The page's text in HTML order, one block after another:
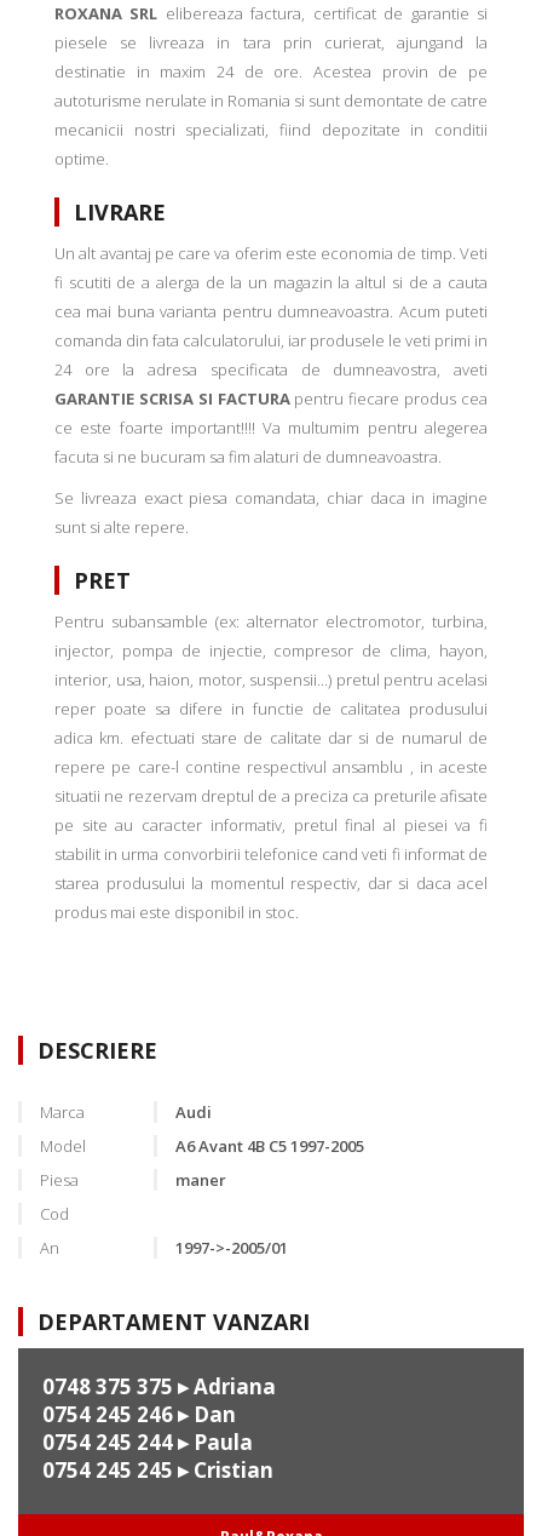
ROXANA SRL elibereaza factura, certificat de garantie si
piesele se livreaza in tara prin curierat, ajungand la
destinatie in maxim 24 de ore. Acestea provin de pe
autoturisme nerulate in Romania si sunt demontate de catre
mecanicii nostri specializati, fiind depozitate in conditii
optime.
LIVRARE
Un alt avantaj pe care va oferim este economia de timp. Veti
fi scutiti de a alerga de la un magazin la altul si de a cauta
cea mai buna varianta pentru dumneavoastra. Acum puteti
comanda din fata calculatorului, iar produsele le veti primi in
24 ore la adresa specificata de dumneavostra, aveti
GARANTIE SCRISA SI FACTURApentru fiecare produs cea
ce este foarte important!!!! Va multumim pentru alegerea
facuta si ne bucuram sa fim alaturi de dumneavoastra.
Se livreaza exact piesa comandata, chiar daca in imagine
sunt si alte repere.
PRET
Pentru subansamble (ex: alternator electromotor, turbina,
injector, pompa de injectie, compresor de clima, hayon,
interior, usa, haion, motor, suspensii...) pretul pentru acelasi
reper poate sa difere in functie de calitatea produsului
adica km. efectuati stare de calitate dar si de numarul de
repere pe care-l contine respectivul ansamblu , in aceste
situatii ne rezervam dreptul de a preciza ca preturile afisate
pe site au caracter informativ, pretul final al piesei va fi
stabilit in urma convorbirii telefonice cand veti fi informat de
starea produsului la momentul respectiv, dar si daca acel
produs mai este disponibil in stoc.
DESCRIERE
Marca
Audi
Model
A6 Avant 4B C5 1997-2005
Piesa
maner
Cod
An
1997->-2005/01
DEPARTAMENT VANZARI
0748 375 375 ▸ Adriana
0754 245 246▸ Dan
0754 245 244▸ Paula
0754 245 245 ▸ Cristian